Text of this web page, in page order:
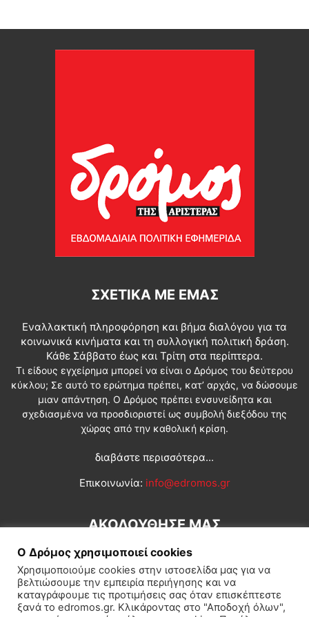
ΣΧΕΤΙΚΆ ΜΕ ΕΜΆΣ
Εναλλακτική πληροφόρηση και βήμα διαλόγου για τα
κοινωνικά κινήματα και τη συλλογική πολιτική δράση.
Κάθε Σάββατο έως και Τρίτη στα περίπτερα.
Τι είδους εγχείρημα μπορεί να είναι ο Δρόμος του δεύτερου
κύκλου; Σε αυτό το ερώτημα πρέπει, κατ’ αρχάς, να δώσουμε
μιαν απάντηση. Ο Δρόμος πρέπει ενσυνείδητα και
σχεδιασμένα να προσδιοριστεί ως συμβολή διεξόδου της
χώρας από την καθολική κρίση.
διαβάστε περισσότερα...
Επικοινωνία: info@edromos.gr
ΑΚΟΛΟΥΘΗΣΕ ΜΑΣ
Ο Δρόμος χρησιμοποιεί cookies
Χρησιμοποιούμε cookies στην ιστοσελίδα μας για να
βελτιώσουμε την εμπειρία περιήγησης και να
καταγράφουμε τις προτιμήσεις σας όταν επισκέπτεστε
ξανά το edromos.gr. Κλικάροντας στο "Αποδοχή όλων",